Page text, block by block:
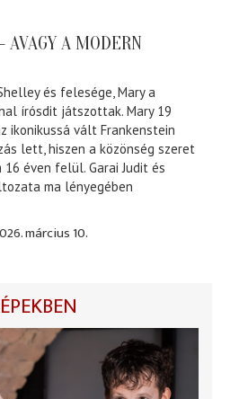
AVAGY A MODERN
és felesége, Mary a
írósdit játszottak. Mary 19
ikonikussá vált Frankenstein
lett, hiszen a közönség szeret
éven felül. Garai Judit és
ma lényegében
március 10.